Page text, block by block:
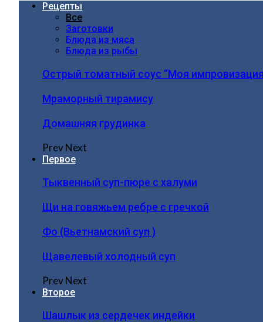
Рецепты
Все
Заготовки
Блюда из мяса
Блюда из рыбы
Острый томатный соус “Моя
Мраморный тирамису
Домашняя грудинка
PrevNext
Первое
Тыквенный суп-пюре с халуми
Щи на говяжьем ребре с гречкой
Фо (Вьетнамский суп )
Щавелевый холодный суп
PrevNext
Второе
Шашлык из сердечек индейки